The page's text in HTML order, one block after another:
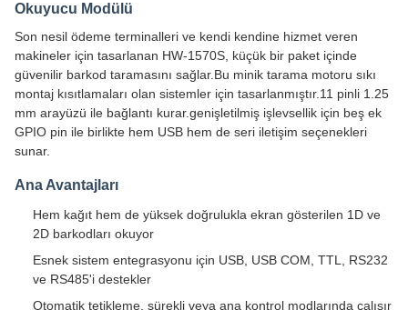
Okuyucu Modülü
Son nesil ödeme terminalleri ve kendi kendine hizmet veren
makineler için tasarlanan HW-1570S, küçük bir paket içinde
güvenilir barkod taramasını sağlar.Bu minik tarama motoru sıkı
montaj kısıtlamaları olan sistemler için tasarlanmıştır.11 pinli 1.25
mm arayüzü ile bağlantı kurar.genişletilmiş işlevsellik için beş ek
GPIO pin ile birlikte hem USB hem de seri iletişim seçenekleri
sunar.
Ana Avantajları
Hem kağıt hem de yüksek doğrulukla ekran gösterilen 1D ve
2D barkodları okuyor
Esnek sistem entegrasyonu için USB, USB COM, TTL, RS232
ve RS485'i destekler
Otomatik tetikleme, sürekli veya ana kontrol modlarında çalışır